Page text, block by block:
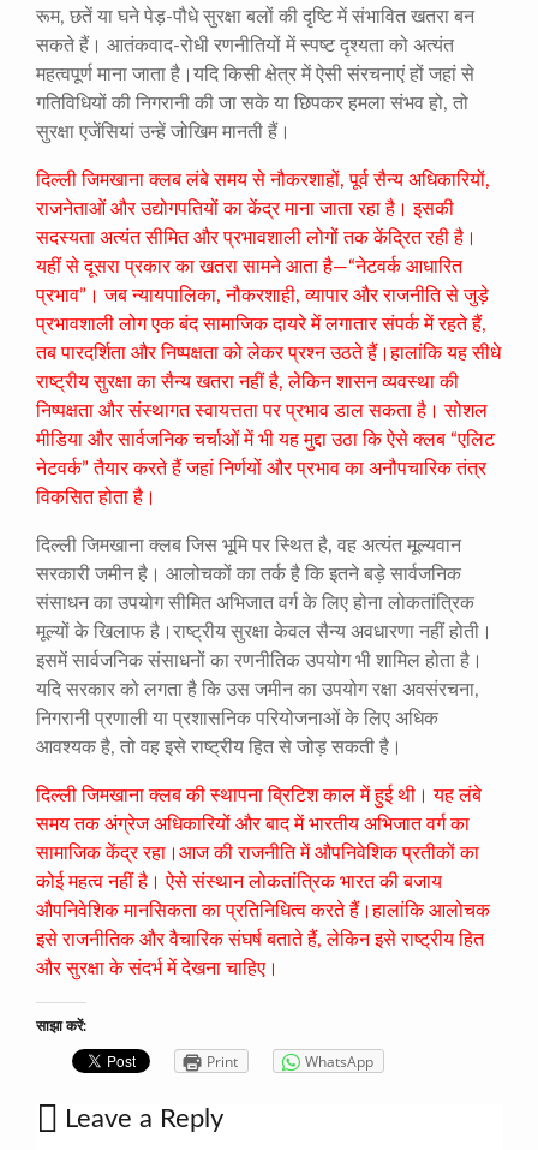
रूम, छतें या घने पेड़-पौधे सुरक्षा बलों की दृष्टि में संभावित खतरा बन
सकते हैं। आतंकवाद-रोधी रणनीतियों में स्पष्ट दृश्यता को अत्यंत
महत्वपूर्ण माना जाता है।यदि किसी क्षेत्र में ऐसी संरचनाएं हों जहां से
गतिविधियों की निगरानी की जा सके या छिपकर हमला संभव हो, तो
सुरक्षा एजेंसियां उन्हें जोखिम मानती हैं।
दिल्ली जिमखाना क्लब लंबे समय से नौकरशाहों, पूर्व सैन्य अधिकारियों,
राजनेताओं और उद्योगपतियों का केंद्र माना जाता रहा है। इसकी
सदस्यता अत्यंत सीमित और प्रभावशाली लोगों तक केंद्रित रही है।
यहीं से दूसरा प्रकार का खतरा सामने आता है—“नेटवर्क आधारित
प्रभाव”। जब न्यायपालिका, नौकरशाही, व्यापार और राजनीति से जुड़े
प्रभावशाली लोग एक बंद सामाजिक दायरे में लगातार संपर्क में रहते हैं,
तब पारदर्शिता और निष्पक्षता को लेकर प्रश्न उठते हैं।हालांकि यह सीधे
राष्ट्रीय सुरक्षा का सैन्य खतरा नहीं है, लेकिन शासन व्यवस्था की
निष्पक्षता और संस्थागत स्वायत्तता पर प्रभाव डाल सकता है। सोशल
मीडिया और सार्वजनिक चर्चाओं में भी यह मुद्दा उठा कि ऐसे क्लब “एलिट
नेटवर्क” तैयार करते हैं जहां निर्णयों और प्रभाव का अनौपचारिक तंत्र
विकसित होता है।
दिल्ली जिमखाना क्लब जिस भूमि पर स्थित है, वह अत्यंत मूल्यवान
सरकारी जमीन है। आलोचकों का तर्क है कि इतने बड़े सार्वजनिक
संसाधन का उपयोग सीमित अभिजात वर्ग के लिए होना लोकतांत्रिक
मूल्यों के खिलाफ है।राष्ट्रीय सुरक्षा केवल सैन्य अवधारणा नहीं होती।
इसमें सार्वजनिक संसाधनों का रणनीतिक उपयोग भी शामिल होता है।
यदि सरकार को लगता है कि उस जमीन का उपयोग रक्षा अवसंरचना,
निगरानी प्रणाली या प्रशासनिक परियोजनाओं के लिए अधिक
आवश्यक है, तो वह इसे राष्ट्रीय हित से जोड़ सकती है।
दिल्ली जिमखाना क्लब की स्थापना ब्रिटिश काल में हुई थी। यह लंबे
समय तक अंग्रेज अधिकारियों और बाद में भारतीय अभिजात वर्ग का
सामाजिक केंद्र रहा।आज की राजनीति में औपनिवेशिक प्रतीकों का
कोई महत्व नहीं है। ऐसे संस्थान लोकतांत्रिक भारत की बजाय
औपनिवेशिक मानसिकता का प्रतिनिधित्व करते हैं।हालांकि आलोचक
इसे राजनीतिक और वैचारिक संघर्ष बताते हैं, लेकिन इसे राष्ट्रीय हित
और सुरक्षा के संदर्भ में देखना चाहिए।
साझा करें:
Print WhatsApp
Leave a Reply